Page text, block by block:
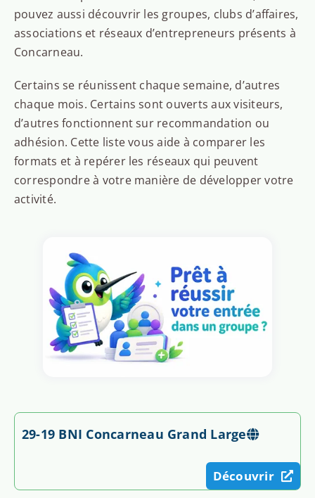
pouvez aussi découvrir les groupes, clubs d’affaires,
associations et réseaux d’entrepreneurs présents à
Concarneau.
Certains se réunissent chaque semaine, d’autres
chaque mois. Certains sont ouverts aux visiteurs,
d’autres fonctionnent sur recommandation ou
adhésion. Cette liste vous aide à comparer les
formats et à repérer les réseaux qui peuvent
correspondre à votre manière de développer votre
activité.
29-19 BNI Concarneau Grand Large
Découvrir